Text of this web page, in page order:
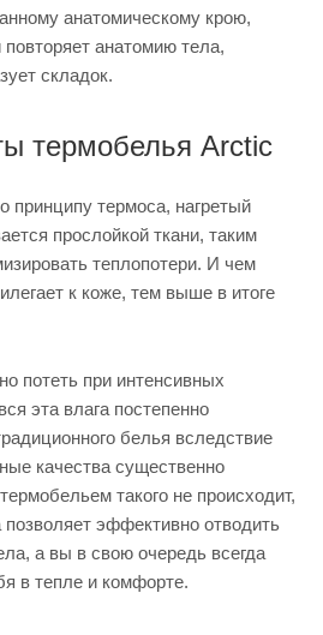
анатомическому крою,
анатомию тела,
складок.
термобелья Arctic
принципу термоса, нагретый
прослойкой ткани, таким
теплопотери. И чем
к коже, тем выше в итоге
потеть при интенсивных
эта влага постепенно
белья вследствие
качества существенно
такого не происходит,
позволяет эффективно отводить
а вы в свою очередь всегда
в тепле и комфорте.